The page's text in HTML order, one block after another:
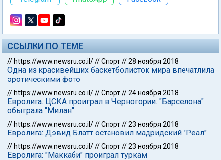
ССЫЛКИ ПО ТЕМЕ
// https://www.newsru.co.il///Спорт//28 ноября 2018
Одна из красивейших баскетболисток мира впечатлила
эротическими фото
// https://www.newsru.co.il///Спорт//24 ноября 2018
Евролига. ЦСКА проиграл в Черногории. "Барселона"
обыграла "Милан"
// https://www.newsru.co.il///Спорт//23 ноября 2018
Евролига: Дэвид Блатт остановил мадридский "Реал"
// https://www.newsru.co.il///Спорт//23 ноября 2018
Евролига: "Маккаби" проиграл туркам